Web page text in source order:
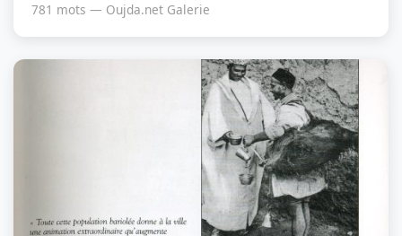
781 mots — Oujda.net Galerie